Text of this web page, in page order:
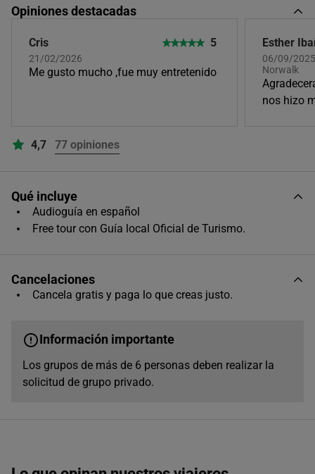
17
18 19 20
31
Horas disponibles (1)
Único horario disponible
Opiniones destacadas
Cris
21/02/2026
5
Me gusto mucho ,fue muy entretenido
Esther
06/09/
Norwalk
nos hizo
4,7 77 opiniones
Qué incluye
Audioguía en español
Free tour con Guía local Oficial de Turismo.
Cancelaciones
Cancela gratis y paga lo que creas justo.
Información importante
Los grupos de más de 6 personas deben realizar la
solicitud de grupo privado.